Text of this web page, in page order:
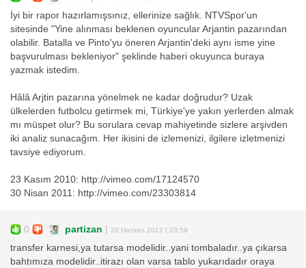
İyi bir rapor hazırlamışsınız, ellerinize sağlık. NTVSpor'un
sitesinde "Yine alınması beklenen oyuncular Arjantin pazarından
olabilir. Batalla ve Pinto'yu öneren Arjantin'deki aynı isme yine
başvurulması bekleniyor" şeklinde haberi okuyunca buraya
yazmak istedim.
Hâlâ Arjtin pazarına yönelmek ne kadar doğrudur? Uzak
ülkelerden futbolcu getirmek mi, Türkiye'ye yakın yerlerden almak
mı müspet olur? Bu sorulara cevap mahiyetinde sizlere arşivden
iki analiz sunacağım. Her ikisini de izlemenizi, ilgilere izletmenizi
tavsiye ediyorum.
23 Kasım 2010: http://vimeo.com/17124570
30 Nisan 2011: http://vimeo.com/23303814
0 partizan | 20 Haziran 2012 | 23:59
transfer karnesi,ya tutarsa modelidir..yani tombaladır..ya çıkarsa
bahtımıza modelidir..itirazı olan varsa tablo yukarıdadır oraya